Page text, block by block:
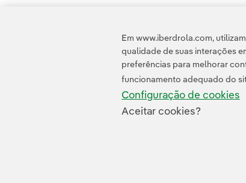
Em www.iberdrola.com,
qualidade de suas interações
preferências para melhorar
funcionamento adequado do
Configuração de cookies
Aceitar cookies?